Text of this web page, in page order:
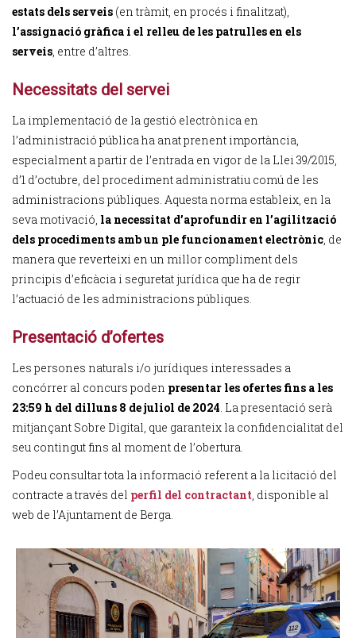
estats dels serveis (en tràmit, en procés i finalitzat),
l’assignació gràfica i el relleu de les patrulles en els
serveis, entre d’altres.
Necessitats del servei
La implementació de la gestió electrònica en
l’administració pública ha anat prenent importància,
especialment a partir de l’entrada en vigor de la Llei 39/2015,
d’1 d’octubre, del procediment administratiu comú de les
administracions públiques. Aquesta norma estableix, en la
seva motivació, la necessitat d’aprofundir en l’agilització
dels procediments amb un ple funcionament electrònic, de
manera que reverteixi en un millor compliment dels
principis d’eficàcia i seguretat jurídica que ha de regir
l’actuació de les administracions públiques.
Presentació d’ofertes
Les persones naturals i/o jurídiques interessades a
concórrer al concurs poden presentar les ofertes fins a les
23:59 h del dilluns 8 de juliol de 2024. La presentació serà
mitjançant Sobre Digital, que garanteix la confidencialitat del
seu contingut fins al moment de l’obertura.
Podeu consultar tota la informació referent a la licitació del
contracte a través del perfil del contractant, disponible al
web de l’Ajuntament de Berga.